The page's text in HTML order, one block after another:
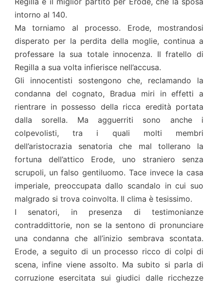
intorno al 140.
Ma torniamo al processo. Erode, mostrandosi
disperato per la perdita della moglie, continua a
professare la sua totale innocenza. Il fratello di
Regilla a sua volta infierisce nell’accusa.
Gli innocentisti sostengono che, reclamando la
condanna del cognato, Bradua miri in effetti a
rientrare in possesso della ricca eredità portata
dalla sorella. Ma agguerriti sono anche i
colpevolisti, tra i quali molti membri
dell’aristocrazia senatoria che mal tollerano la
fortuna dell’attico Erode, uno straniero senza
scrupoli, un falso gentiluomo. Tace invece la casa
imperiale, preoccupata dallo scandalo in cui suo
malgrado si trova coinvolta. Il clima è tesissimo.
I senatori, in presenza di testimonianze
contraddittorie, non se la sentono di pronunciare
una condanna che all’inizio sembrava scontata.
Erode, a seguito di un processo ricco di colpi di
scena, infine viene assolto. Ma subito si parla di
corruzione esercitata sui giudici dalle ricchezze